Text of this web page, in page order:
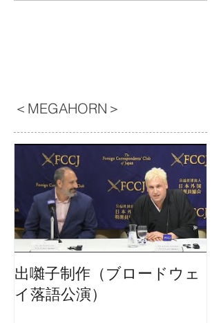
＜MEGAHORN＞
出囃子制作（ブロードウェ
イ落語公演）